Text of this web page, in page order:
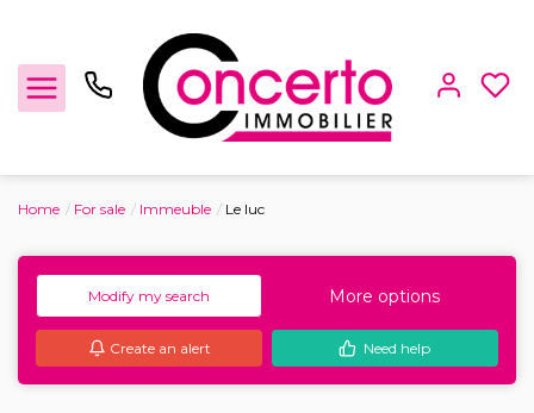
For rent
Management
Home For sale Immeuble Le luc
Modify my search More options
Create an alert Need help